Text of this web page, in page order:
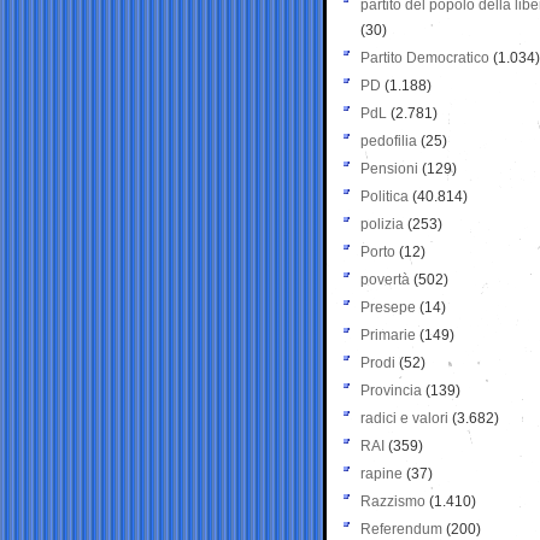
partito del popolo della
(30)
Partito Democratico (1.034)
PD (1.188)
PdL (2.781)
pedofilia (25)
Pensioni (129)
Politica (40.814)
polizia (253)
Porto (12)
povertà (502)
Presepe (14)
Primarie (149)
Prodi (52)
Provincia (139)
radici e valori (3.682)
RAI (359)
rapine (37)
Razzismo (1.410)
Referendum (200)